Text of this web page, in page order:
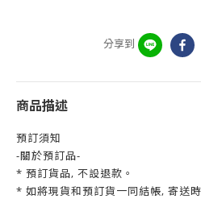
分享到
商品描述
預訂須知
-關於預訂品-
* 預訂貨品, 不設退款。
* 如將現貨和預訂貨一同結帳, 寄送